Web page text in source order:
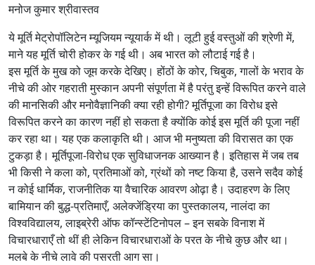
मनोज कुमार श्रीवास्तव
ये मूर्ति मेट्रोपॉलिटेन म्यूजियम न्यूयार्क में थी। लूटी हुई वस्तुओं की श्रेणी में,
माने यह मूर्ति चोरी होकर के गई थी। अब भारत को लौटाई गई है।
इस मूर्ति के मुख को जूम करके देखिए। होंठों के कोर, चिबुक, गालों के भराव के
नीचे की ओर गहराती मुस्कान अपनी संपूर्णता में है परंतु इन्हें विरूपित करने वाले
की मानसिकी और मनोवैज्ञानिकी क्या रही होगी? मूर्तिपूजा का विरोध इसे
विरूपित करने का कारण नहीं हो सकता है क्योंकि कोई इस मूर्ति की पूजा नहीं
कर रहा था। यह एक कलाकृति थी। आज भी मनुष्यता की विरासत का एक
टुकड़ा है। मूर्तिपूजा-विरोध एक सुविधाजनक आख्यान है। इतिहास में जब तब
भी किसी ने कला को, प्रतिमाओं को, ग्रंथों को नष्ट किया है, उसने सदैव कोई
न कोई धार्मिक, राजनीतिक या वैचारिक आवरण ओढ़ा है। उदाहरण के लिए
बामियान की बुद्ध-प्रतिमाएँ, अलेक्जेंड्रिया का पुस्तकालय, नालंदा का
विश्वविद्यालय, लाइब्रेरी ऑफ कॉन्स्टेंटिनोपल – इन सबके विनाश में
विचारधाराएँ तो थीं ही लेकिन विचारधाराओं के परत के नीचे कुछ और था।
मलबे के नीचे लावे की पसरती आग सा।